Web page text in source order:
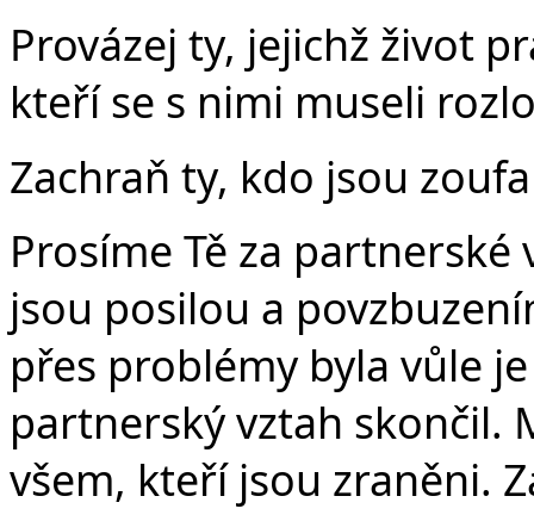
Provázej ty, jejichž život
kteří se s nimi museli
Zachraň ty, kdo jsou
Prosíme Tě za
jsou posilou a
přes problémy byla vůle
partnerský vztah skončil.
všem, kteří jsou zraněni.